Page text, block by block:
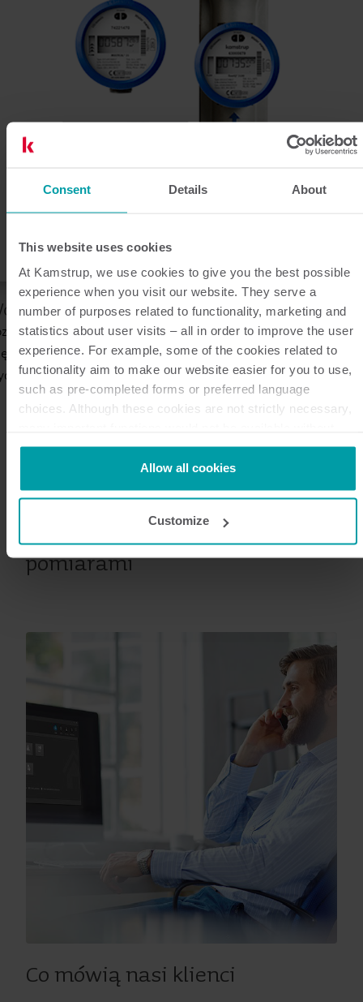
Consent Details About
This website uses cookies
At Kamstrup, we use cookies to give you the best possible
experience when you visit our website. They serve a
number of purposes related to functionality, marketing and
statistics about user visits – all in order to improve the user
experience. For example, some of the cookies related to
functionality aim to make our website easier for you to use,
such as pre-completed forms or preferred language
choices. Although these cookies are not strictly necessary,
them.
Kamstrup makes use of third-party cookies. A third-party
cookie is installed by someone other than us, such as other
You can at any time change or withdraw your consent from
the Cookie Declaration
Allow all cookies
Customize
naszą ofertę inteligentnych wodomierzy i dowiedz się
o niezrównanej precyzji, trwałości i prostym wykrywaniu
Inspiracja inteligentnymi
pomiarami
Co mówią nasi klienci